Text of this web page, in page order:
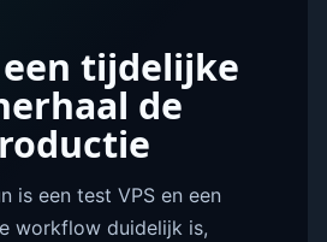
tijdelijke
de
is een test VPS en een
workflow duidelijk is,